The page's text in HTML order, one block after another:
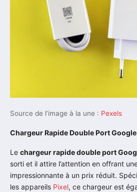
Source de l’image à la une : Pexels
Chargeur Rapide Double Port Google
Le chargeur rapide double port
sorti et il attire l’attention en offrant
impressionnante à un prix réduit.
les appareils Pixel, ce chargeur est